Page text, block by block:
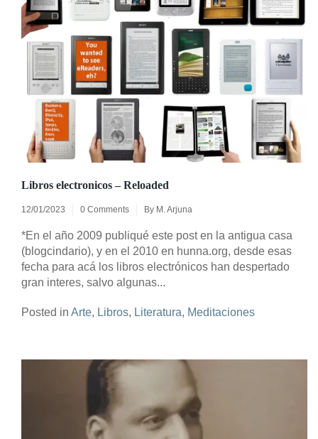
Libros electronicos – Reloaded
12/01/2023 0 Comments By M. Arjuna
*En el año 2009 publiqué este post en la antigua casa
(blogcindario), y en el 2010 en hunna.org, desde esas
fecha para acá los libros electrónicos han despertado
gran interes, salvo algunas...
Posted in Arte, Libros, Literatura, Meditaciones